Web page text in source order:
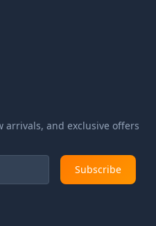
and exclusive offers
Subscribe